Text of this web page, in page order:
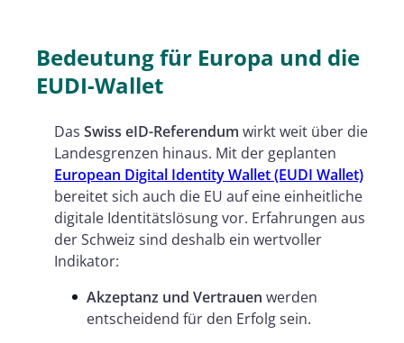
Bedeutung für Europa und die
EUDI-Wallet
Das Swiss eID-Referendum wirkt weit über die
Landesgrenzen hinaus. Mit der geplanten
European Digital Identity Wallet (EUDI Wallet)
bereitet sich auch die EU auf eine einheitliche
digitale Identitätslösung vor. Erfahrungen aus
der Schweiz sind deshalb ein wertvoller
Indikator:
Akzeptanz und Vertrauen werden
entscheidend für den Erfolg sein.